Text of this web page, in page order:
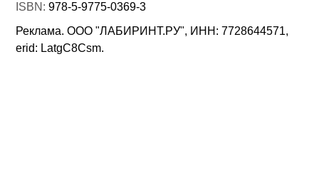
ISBN:978-5-9775-0369-3
Реклама. ООО "ЛАБИРИНТ.РУ", ИНН: 7728644571,
erid: LatgC8Csm.